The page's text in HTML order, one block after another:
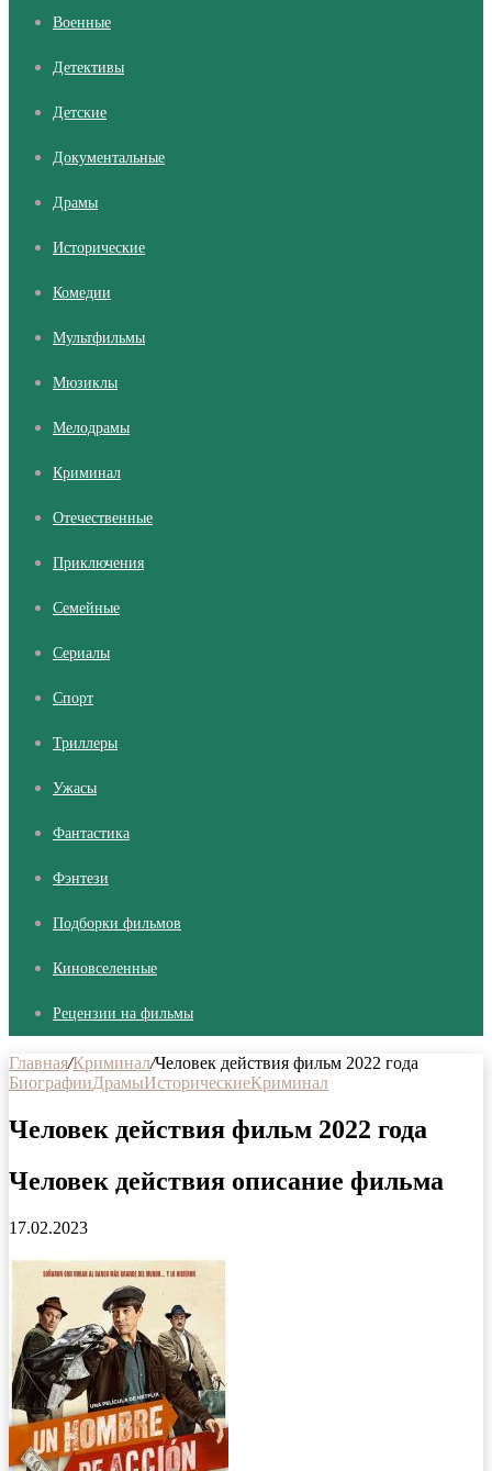
Военные
Детективы
Детские
Документальные
Драмы
Исторические
Комедии
Мультфильмы
Мюзиклы
Мелодрамы
Криминал
Отечественные
Приключения
Семейные
Сериалы
Cпорт
Триллеры
Ужасы
Фантастика
Фэнтези
Подборки фильмов
Киновселенные
Рецензии на фильмы
Главная/Криминал/Человек действия фильм 2022 года
БиографииДрамыИсторическиеКриминал
Человек действия фильм 2022 года
Человек действия описание фильма
17.02.2023